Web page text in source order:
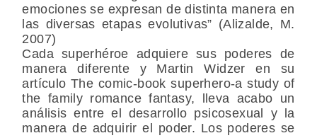
emociones se expresan de distinta manera en
las diversas etapas evolutivas” (Alizalde, M.
2007)
Cada superhéroe adquiere sus poderes de
manera diferente y Martin Widzer en su
artículo The comic-book superhero-a study of
the family romance fantasy, lleva acabo un
análisis entre el desarrollo psicosexual y la
manera de adquirir el poder. Los poderes se